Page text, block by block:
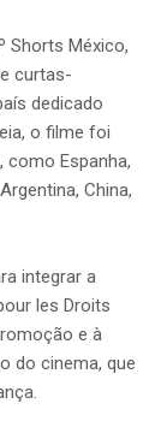
Shorts México,
curtas-
dedicado
o filme foi
como Espanha,
China,
integrar a
les Droits
e à
do cinema, que